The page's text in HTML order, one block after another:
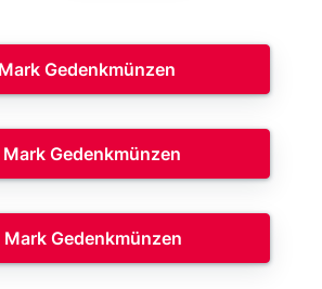
Gedenkmünzen
Mark Gedenkmünzen
Mark Gedenkmünzen